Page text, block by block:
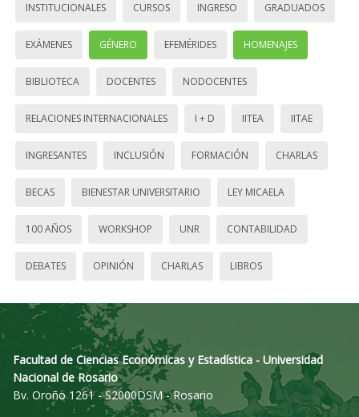
INSTITUCIONALES CURSOS INGRESO GRADUADOS
EXÁMENES GÉNERO EFEMÉRIDES HOMENAJES
BIBLIOTECA DOCENTES NODOCENTES
RELACIONES INTERNACIONALES I + D IITEA IITAE
INGRESANTES INCLUSIÓN FORMACIÓN CHARLAS
BECAS BIENESTAR UNIVERSITARIO LEY MICAELA
100 AÑOS WORKSHOP UNR CONTABILIDAD
DEBATES OPINIÓN CHARLAS LIBROS
Facultad de Ciencias Económicas y Estadística - Universidad
Nacional de Rosario
Bv. Oroño 1261 - S2000DSM - Rosario